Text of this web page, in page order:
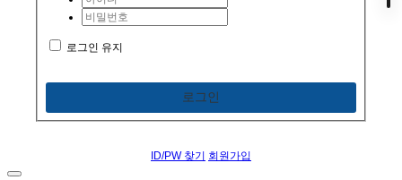
로그인 유지
로그인
ID/PW 찾기 회원가입